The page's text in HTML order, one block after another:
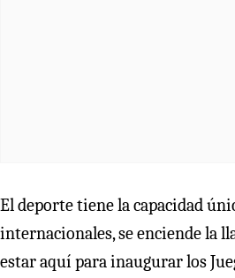
El deporte tiene la capacidad
internacionales, se enciende la
estar aquí para inaugurar los